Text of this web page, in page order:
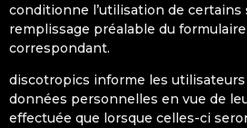
conditionne l’utilisation de certains
remplissage préalable du
correspondant.
discotropics informe les utilisateurs
données personnelles en vue de
effectuée que lorsque celles-ci